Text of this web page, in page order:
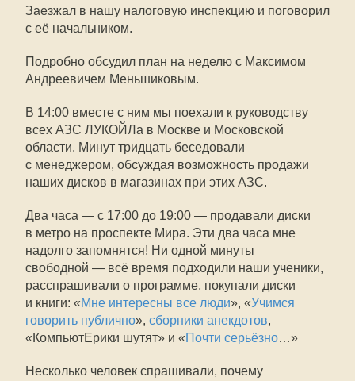
Заезжал в нашу налоговую инспекцию и поговорил
с её начальником.
Подробно обсудил план на неделю с Максимом
Андреевичем Меньшиковым.
В 14:00 вместе с ним мы поехали к руководству
всех АЗС ЛУКОЙЛа в Москве и Московской
области. Минут тридцать беседовали
с менеджером, обсуждая возможность продажи
наших дисков в магазинах при этих АЗС.
Два часа — с 17:00 до 19:00 — продавали диски
в метро на проспекте Мира. Эти два часа мне
надолго запомнятся! Ни одной минуты
свободной — всё время подходили наши ученики,
расспрашивали о программе, покупали диски
и книги: «Мне интересны все люди», «Учимся
говорить публично», сборники анекдотов,
«КомпьютЕрики шутят» и «Почти серьёзно…»
Несколько человек спрашивали, почему